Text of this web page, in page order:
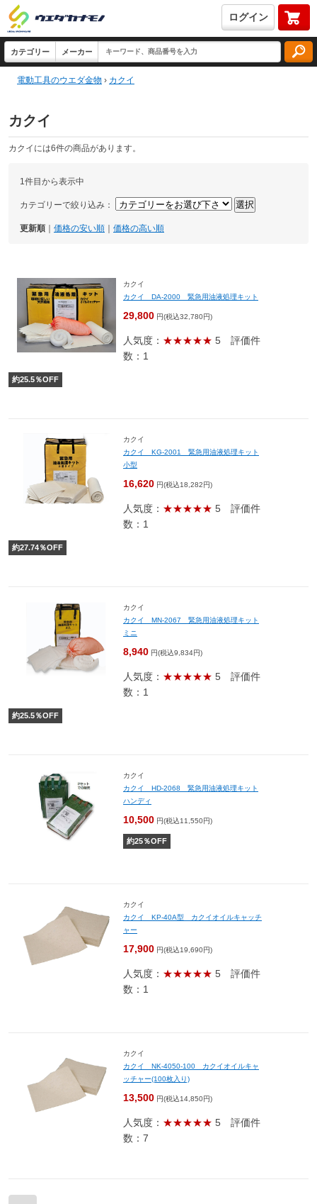
ログイン
電動工具のウエダ金物 › カクイ
カクイ
カクイには6件の商品があります。
1件目から表示中
カテゴリーで絞り込み：
更新順 価格の安い順 価格の高い順
カクイ
カクイ DA-2000 緊急用油液処理キット
29,800 円(税込32,780円)
人気度： ★★★★★ 5 評価件
数：1
約25.5％OFF
カクイ
カクイ KG-2001 緊急用油液処理キット
小型
16,620 円(税込18,282円)
人気度： ★★★★★ 5 評価件
数：1
約27.74％OFF
カクイ
カクイ MN-2067 緊急用油液処理キット
ミニ
8,940 円(税込9,834円)
人気度： ★★★★★ 5 評価件
数：1
約25.5％OFF
カクイ
カクイ HD-2068 緊急用油液処理キット
ハンディ
10,500 円(税込11,550円)
約25％OFF
カクイ
カクイ KP-40A型 カクイオイルキャッチ
ャー
17,900 円(税込19,690円)
人気度： ★★★★★ 5 評価件
数：1
カクイ
カクイ NK-4050-100 カクイオイルキャ
ッチャー(100枚入り)
13,500 円(税込14,850円)
人気度： ★★★★★ 5 評価件
数：7